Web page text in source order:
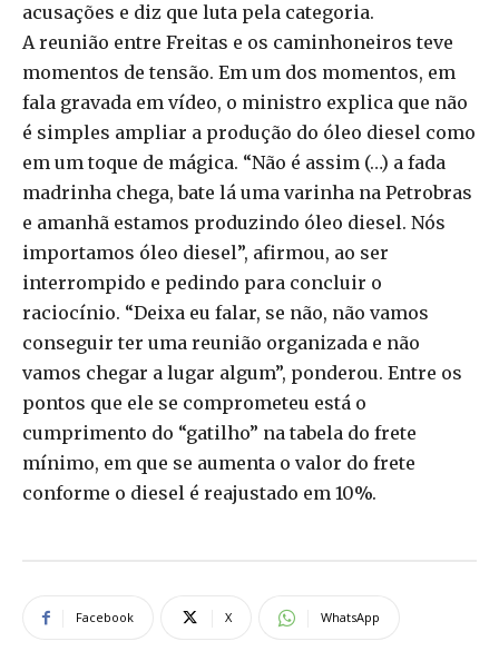
acusações e diz que luta pela categoria.
A reunião entre Freitas e os caminhoneiros teve
momentos de tensão. Em um dos momentos, em
fala gravada em vídeo, o ministro explica que não
é simples ampliar a produção do óleo diesel como
em um toque de mágica. “Não é assim (…) a fada
madrinha chega, bate lá uma varinha na Petrobras
e amanhã estamos produzindo óleo diesel. Nós
importamos óleo diesel”, afirmou, ao ser
interrompido e pedindo para concluir o
raciocínio. “Deixa eu falar, se não, não vamos
conseguir ter uma reunião organizada e não
vamos chegar a lugar algum”, ponderou. Entre os
pontos que ele se comprometeu está o
cumprimento do “gatilho” na tabela do frete
mínimo, em que se aumenta o valor do frete
conforme o diesel é reajustado em 10%.
Facebook X WhatsApp